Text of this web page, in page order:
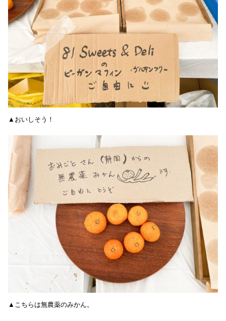
▲おいしそう！
▲こちらは無農薬のみかん。